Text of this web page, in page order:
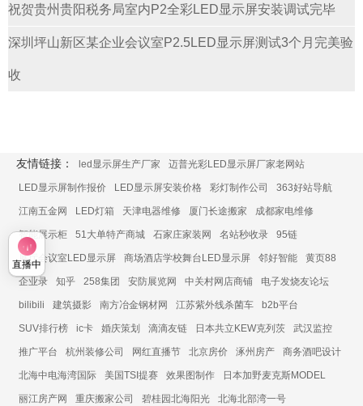
祝贺贵州贵阳税务局室内P2全彩LED显示屏安装调试完毕
深圳坪山新区某企业会议室P2.5LED显示屏测试3个月完美验
收
友情链接： led显示屏生产厂家 迈普光彩LED显示屏厂家老网站
LED显示屏制作报价 LED显示屏安装价格 彩灯制作公司 363好站导航
江南五金网 LED灯箱 天津电器维修 厦门长途搬家 成都家电维修
智能展示柜 51大单特产商城 石家庄家装网 名站秒收录 95链
展厅会议室LED显示屏 商场酒店学校舞台LED显示屏 邻好智能 黄页88
企业录 知乎 258集团 安防展览网 中关村网店商铺 电子发烧友论坛
bilibili 建筑摄影 南方冶金钢材网 江苏紫外线杀菌车 b2b平台
SUV排行榜 ic卡 婚庆策划 滴滴友链 日本共立KEW克列茨 武汉监控
推广平台 杭州装修公司 网红直播节 北京房价 涿州房产 商务酒吧设计
北海中电海湾国际 美国TSI提赛 效果图制作 日本加野麦克斯MODEL
丽江房产网 重庆搬家公司 碧桂园北海阳光 北海北部湾一号
直播中